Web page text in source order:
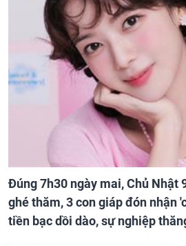
Đúng 7h30 ngày mai, Chủ Nhật
ghé thăm, 3 con giáp đón nhận
tiền bạc dồi dào, sự nghiệp